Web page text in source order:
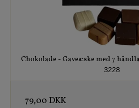
Chokolade - Gaveæske med 7
3228
79,00 DKK